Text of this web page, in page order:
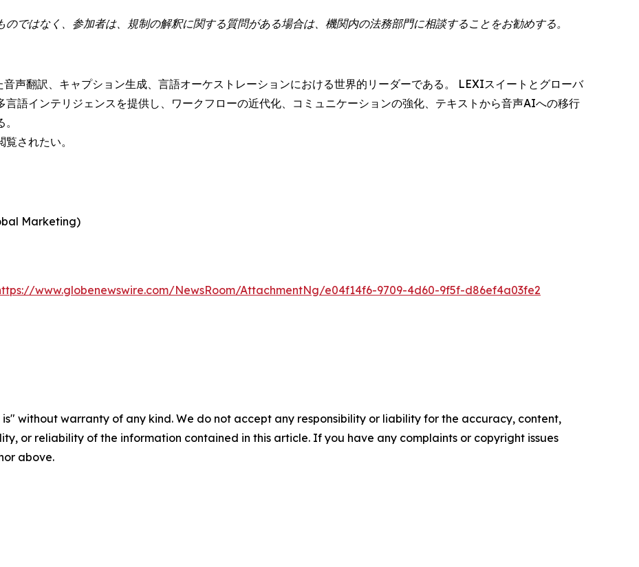
ではなく、参加者は、規制の解釈に関する質問がある場合は、機関内の法務部門に相談することをお勧めする。
声翻訳、キャプション生成、言語オーケストレーションにおける世界的リーダーである。 LEXIスイートとグローバ
語インテリジェンスを提供し、ワークフローの近代化、コミュニケーションの強化、テキストから音声AIへの移行
覧されたい。
Marketing)
www.globenewswire.com/NewsRoom/AttachmentNg/e04f14f6-9709-4d60-9f5f-d86ef4a03fe2
is" without warranty of any kind. We do not accept any responsibility or liability for the accuracy, content,
or reliability of the information contained in this article. If you have any complaints or copyright issues
above.